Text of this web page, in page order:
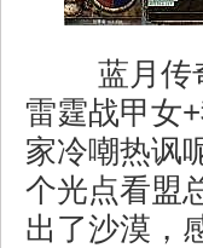
蓝月传
雷霆战甲女
家冷嘲热讽
个光点看盟
出了沙漠，